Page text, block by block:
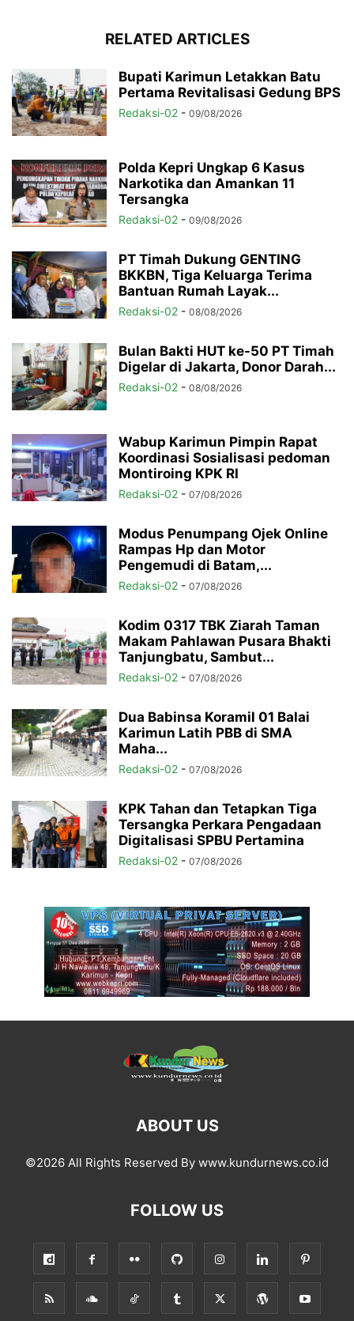
RELATED ARTICLES
Bupati Karimun Letakkan Batu
Pertama Revitalisasi Gedung BPS
Redaksi-02 - 09/08/2026
Polda Kepri Ungkap 6 Kasus
Narkotika dan Amankan 11
Tersangka
Redaksi-02 - 09/08/2026
PT Timah Dukung GENTING
BKKBN, Tiga Keluarga Terima
Bantuan Rumah Layak...
Redaksi-02 - 08/08/2026
Bulan Bakti HUT ke-50 PT Timah
Digelar di Jakarta, Donor Darah...
Redaksi-02 - 08/08/2026
Wabup Karimun Pimpin Rapat
Koordinasi Sosialisasi pedoman
Montiroing KPK RI
Redaksi-02 - 07/08/2026
Modus Penumpang Ojek Online
Rampas Hp dan Motor
Pengemudi di Batam,...
Redaksi-02 - 07/08/2026
Kodim 0317 TBK Ziarah Taman
Makam Pahlawan Pusara Bhakti
Tanjungbatu, Sambut...
Redaksi-02 - 07/08/2026
Dua Babinsa Koramil 01 Balai
Karimun Latih PBB di SMA
Maha...
Redaksi-02 - 07/08/2026
KPK Tahan dan Tetapkan Tiga
Tersangka Perkara Pengadaan
Digitalisasi SPBU Pertamina
Redaksi-02 - 07/08/2026
ABOUT US
©2026 All Rights Reserved By www.kundurnews.co.id
FOLLOW US